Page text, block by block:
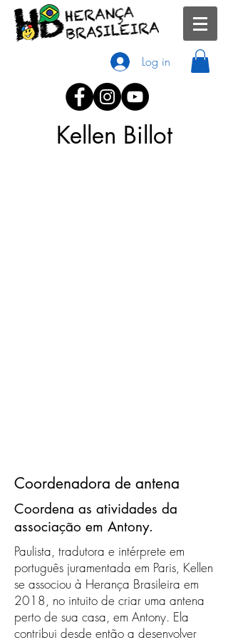
Log in
Kellen Billot
Coordenadora de antena
Coordena as atividades da
associação em Antony.
Paulista, tradutora e intérprete em
português juramentada em Paris, Kellen
se associou à Herança Brasileira em
2018, no intuito de criar uma antena
perto de sua casa, em Antony. Ela
contribui desde então a desenvolver